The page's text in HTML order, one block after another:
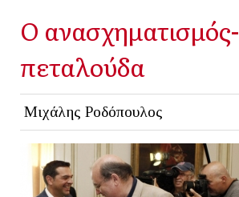
Ο ανασχηματισμός-
πεταλούδα
Μιχάλης Ροδόπουλος